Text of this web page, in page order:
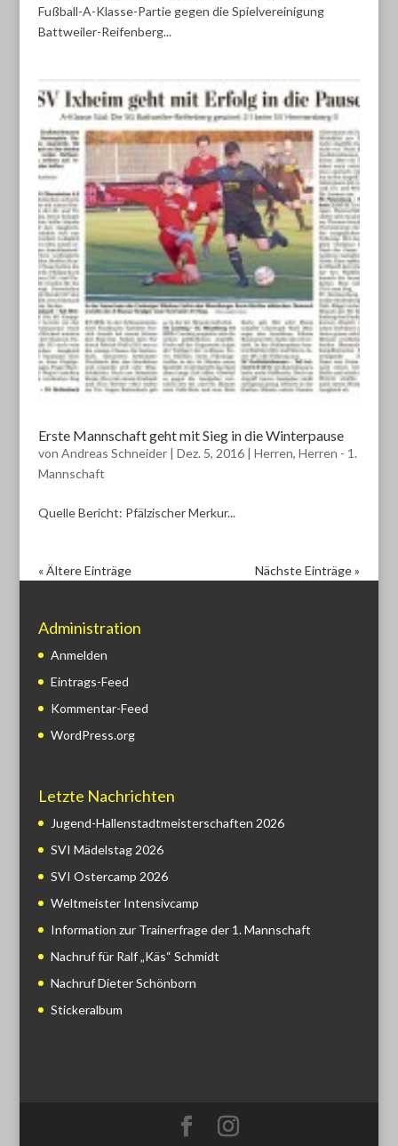
Fußball-A-Klasse-Partie gegen die Spielvereinigung
Battweiler-Reifenberg...
Erste Mannschaft geht mit Sieg in die Winterpause
von Andreas Schneider| Dez. 5, 2016| Herren, Herren - 1.
Mannschaft
Quelle Bericht: Pfälzischer Merkur...
« Ältere Einträge Nächste Einträge »
Administration
Anmelden
Eintrags-Feed
Kommentar-Feed
WordPress.org
Letzte Nachrichten
Jugend-Hallenstadtmeisterschaften 2026
SVI Mädelstag 2026
SVI Ostercamp 2026
Weltmeister Intensivcamp
Information zur Trainerfrage der 1. Mannschaft
Nachruf für Ralf „Käs“ Schmidt
Nachruf Dieter Schönborn
Stickeralbum